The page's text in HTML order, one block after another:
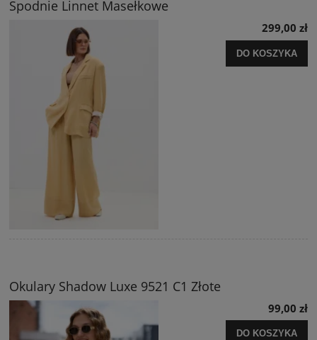
Spodnie Linnet Masełkowe
299,00 zł
DO KOSZYKA
Okulary Shadow Luxe 9521 C1 Złote
99,00 zł
DO KOSZYKA